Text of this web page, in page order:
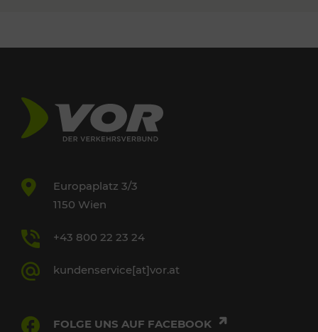
Europaplatz 3/3
1150 Wien
+43 800 22 23 24
kundenservice[at]vor.at
FOLGE UNS AUF FACEBOOK